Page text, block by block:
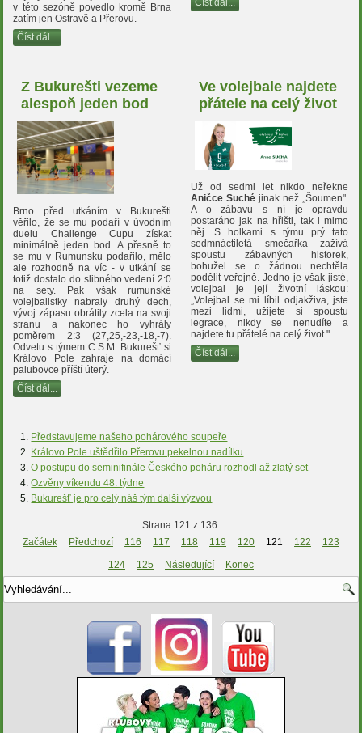
v této sezóně povedlo kromě Brna
zatím jen Ostravě a Přerovu.
Číst dál...
Číst dál...
Z Bukurešti vezeme
alespoň jeden bod
Brno před utkáním v Bukurešti
věřilo, že se mu podaří v úvodním
duelu Challenge Cupu získat
minimálně jeden bod. A přesně to
se mu v Rumunsku podařilo, mělo
ale rozhodně na víc - v utkání se
totiž dostalo do slibného vedení 2:0
na sety. Pak však rumunské
volejbalistky nabraly druhý dech,
vývoj zápasu obrátily zcela na svoji
stranu a nakonec ho vyhrály
poměrem 2:3 (27,25,-23,-18,-7).
Odvetu s týmem C.S.M. Bukurešť si
Královo Pole zahraje na domácí
palubovce příští úterý.
Číst dál...
Ve volejbale najdete
přátele na celý život
Už od sedmi let nikdo neřekne
Aničce Suché jinak než „Šoumen".
A o zábavu s ní je opravdu
postaráno jak na hřišti, tak i mimo
něj. S holkami s týmu prý tato
sedmnáctiletá smečařka zažívá
spoustu zábavných historek,
bohužel se o žádnou nechtěla
podělit veřejně. Jedno je však jisté,
volejbal je její životní láskou:
„Volejbal se mi líbil odjakživa, jste
mezi lidmi, užijete si spoustu
legrace, nikdy se nenudíte a
najdete tu přátelé na celý život."
Číst dál...
Představujeme našeho pohárového soupeře
Královo Pole uštědřilo Přerovu pekelnou nadílku
O postupu do seminifinále Českého poháru rozhodl až zlatý set
Ozvěny víkendu 48. týdne
Bukurešť je pro celý náš tým další výzvou
Strana 121 z 136
Začátek
Předchozí 116 117 118 119 120 121 122
123
124
125 Následující Konec